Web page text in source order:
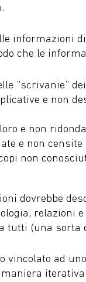
informazioni
che le
“scrivanie”
e non
e non
e non censite
non
dovrebbe
relazioni
tutti (una sorta
vincolato ad
iterativa